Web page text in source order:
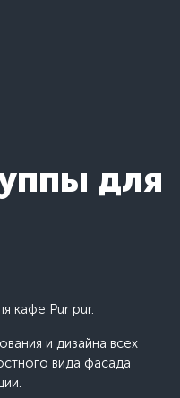
для
кафе Pur pur.
и дизайна всех
вида фасада